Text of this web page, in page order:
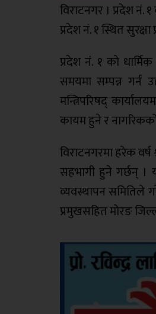
विराटनगर । प्रदेश नं.
प्रदेश नं. १ स्थित
प्रदेश नंं. १ को
समयमा सम्पन्न गर्न
मन्त्रिपरिषद्
कायम हुने र नागरिकको
विराटनगरमा हरेक
सहभागी हुने गर्छन् ।
व्यवस्थापन समितिले
प्रमुखसहित मोरङ